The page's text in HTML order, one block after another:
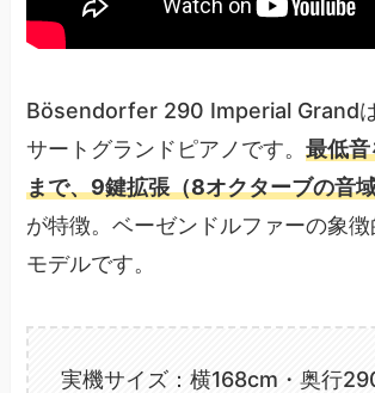
Bösendorfer 290 Imperial Grand
サートグランドピアノです。最低
まで、9鍵拡張（8オクターブの音
が特徴。ベーゼンドルファーの象
モデルです。
実機サイズ：横168cm・奥行